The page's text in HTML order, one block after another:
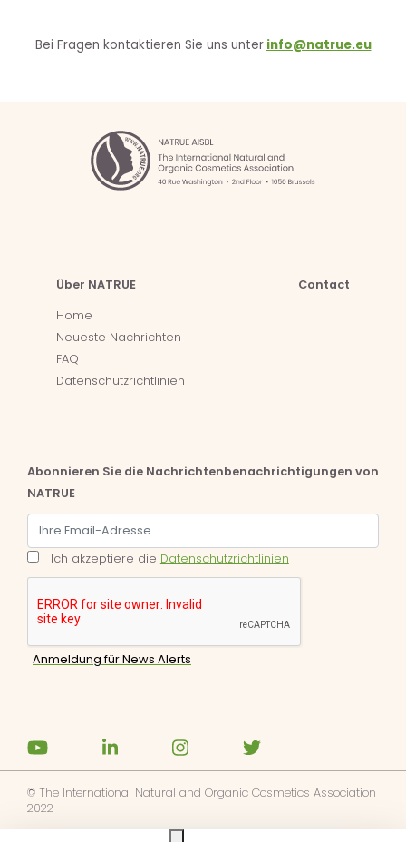
Bei Fragen kontaktieren Sie uns unter info@natrue.eu
Über NATRUE
Home
Neueste Nachrichten
FAQ
Datenschutzrichtlinien
Contact
Abonnieren Sie die Nachrichtenbenachrichtigungen von
NATRUE
Ich akzeptiere die Datenschutzrichtlinien
© The International Natural and Organic Cosmetics Association
2022